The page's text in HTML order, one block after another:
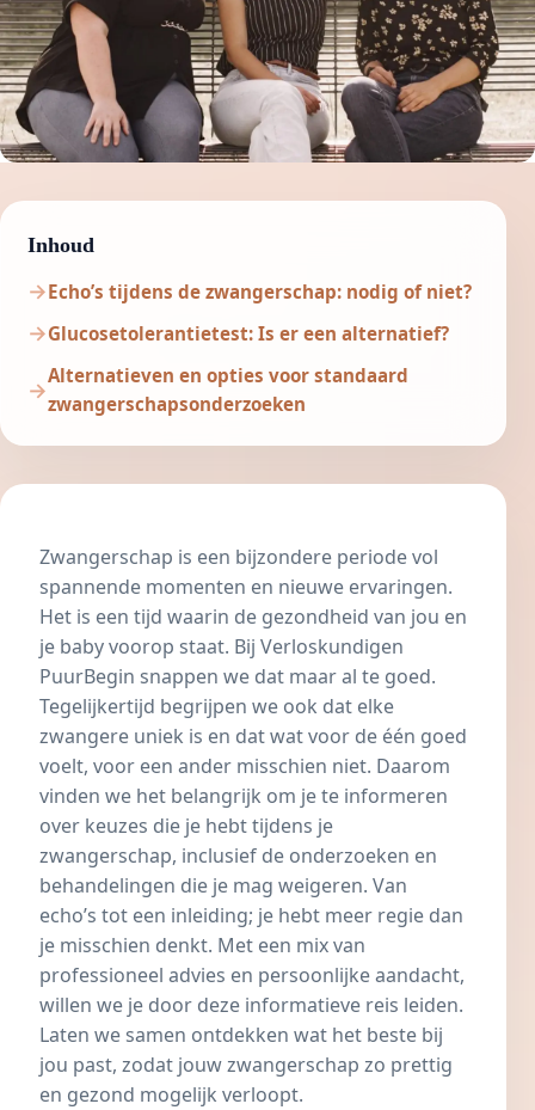
Inhoud
Echo’s tijdens de zwangerschap: nodig of niet?
Glucosetolerantietest: Is er een alternatief?
Alternatieven en opties voor standaard
zwangerschapsonderzoeken
Zwangerschap is een bijzondere periode vol
spannende momenten en nieuwe ervaringen.
Het is een tijd waarin de gezondheid van jou en
je baby voorop staat. Bij Verloskundigen
PuurBegin snappen we dat maar al te goed.
Tegelijkertijd begrijpen we ook dat elke
zwangere uniek is en dat wat voor de één goed
voelt, voor een ander misschien niet. Daarom
vinden we het belangrijk om je te informeren
over keuzes die je hebt tijdens je
zwangerschap, inclusief de onderzoeken en
behandelingen die je mag weigeren. Van
echo’s tot een inleiding; je hebt meer regie dan
je misschien denkt. Met een mix van
professioneel advies en persoonlijke aandacht,
willen we je door deze informatieve reis leiden.
Laten we samen ontdekken wat het beste bij
jou past, zodat jouw zwangerschap zo prettig
en gezond mogelijk verloopt.